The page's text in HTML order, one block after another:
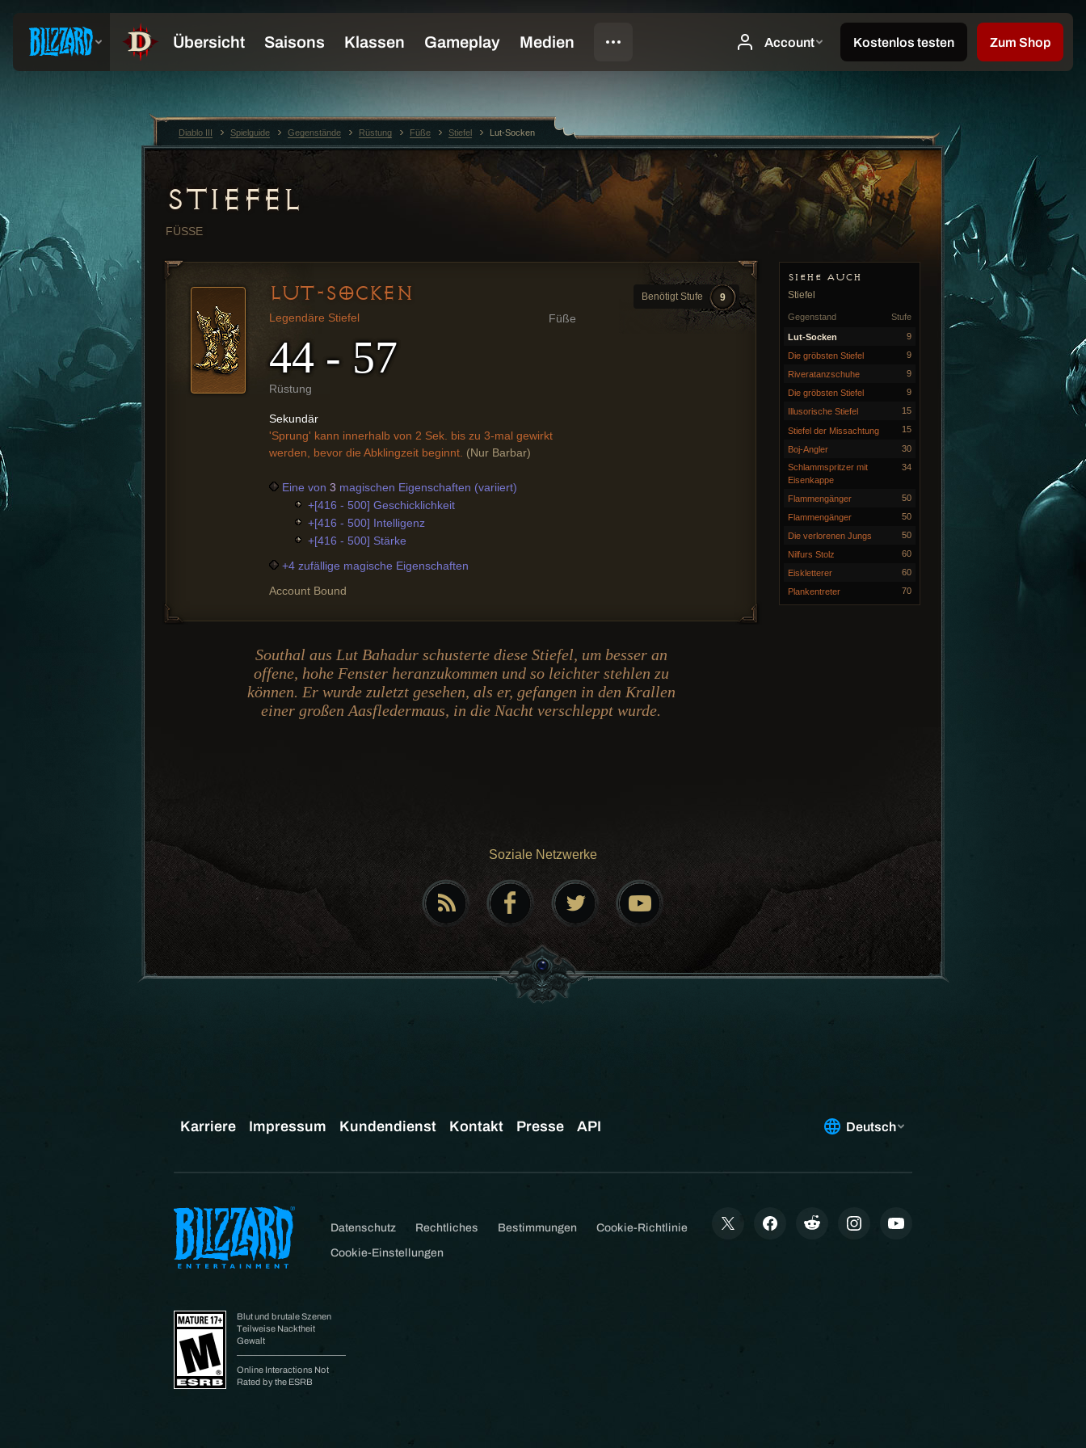
STIEFEL
FÜSSE
SIEHE AUCH
Stiefel
Stufe
Gegenstand
Lut-Socken 9
Die gröbsten Stiefel 9
Riveratanzschuhe 9
Die gröbsten Stiefel 9
Illusorische Stiefel 15
Stiefel der Missachtung 15
Boj-Angler
30
Schlammspritzer mit
Eisenkappe
34
Flammengänger 50
Flammengänger 50
Die verlorenen Jungs 50
Nilfurs Stolz 60
Eiskletterer 60
Plankentreter 70
Benötigt Stufe 9
LUT-SOCKEN
Füße
Legendäre Stiefel
44 - 57
Rüstung
Sekundär
'Sprung' kann innerhalb von 2 Sek. bis zu 3-mal gewirkt
werden, bevor die Abklingzeit beginnt. (Nur Barbar)
Eine von 3 magischen Eigenschaften (variiert)
+[416 - 500] Geschicklichkeit
+[416 - 500] Intelligenz
+[416 - 500] Stärke
+4 zufällige magische Eigenschaften
Account Bound
Southal aus Lut Bahadur schusterte diese Stiefel, um besser an
offene, hohe Fenster heranzukommen und so leichter stehlen zu
können. Er wurde zuletzt gesehen, als er, gefangen in den Krallen
einer großen Aasfledermaus, in die Nacht verschleppt wurde.
Soziale Netzwerke
Diablo III Spielguide Gegenstände Rüstung Füße Stiefel Lut-Socken